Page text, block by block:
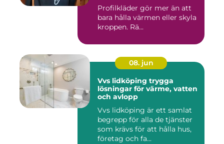
Profilkläder gör mer än att
bara hålla värmen eller skyla
kroppen. Rä...
08. jun
Vvs lidköping trygga
lösningar för värme, vatten
och avlopp
Vvs lidköping är ett samlat
begrepp för alla de tjänster
som krävs för att hålla hus,
företag och fa...